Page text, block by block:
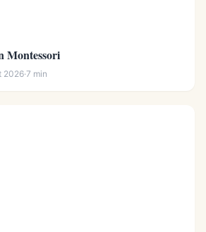
Montessori
2026·7 min